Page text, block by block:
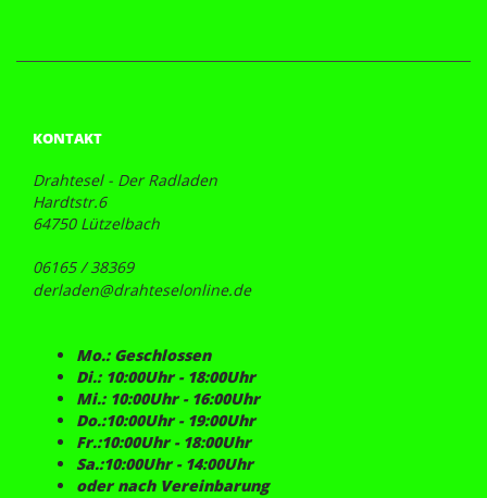
KONTAKT
Drahtesel - Der Radladen
Hardtstr.6
64750 Lützelbach
06165 / 38369
derladen@drahteselonline.de
Mo.: Geschlossen
Di.: 10:00Uhr - 18:00Uhr
Mi.: 10:00Uhr - 16:00Uhr
Do.:10:00Uhr - 19:00Uhr
Fr.:10:00Uhr - 18:00Uhr
Sa.:10:00Uhr - 14:00Uhr
oder nach Vereinbarung